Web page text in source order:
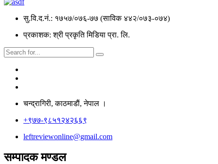
सु.वि.द.नं.: १७५७/०७६-७७ (साविक ४४२/०७३-०७४)
प्रकाशक: श्री प्रकृति मिडिया प्रा. लि.
चन्द्रागिरी, काठमाडाैं, नेपाल ।
+९७७-९८५१२४२६६९
leftreviewonline@gmail.com
सम्पादक मण्डल